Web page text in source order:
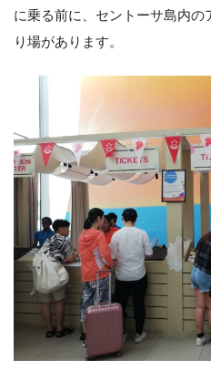
に乗る前に、セントーサ島内
り場があります。